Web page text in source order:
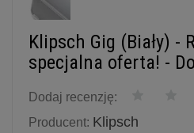
Klipsch Gig (Biały) -
specjalna oferta! -
Dodaj recenzję:
Producent: Klipsch